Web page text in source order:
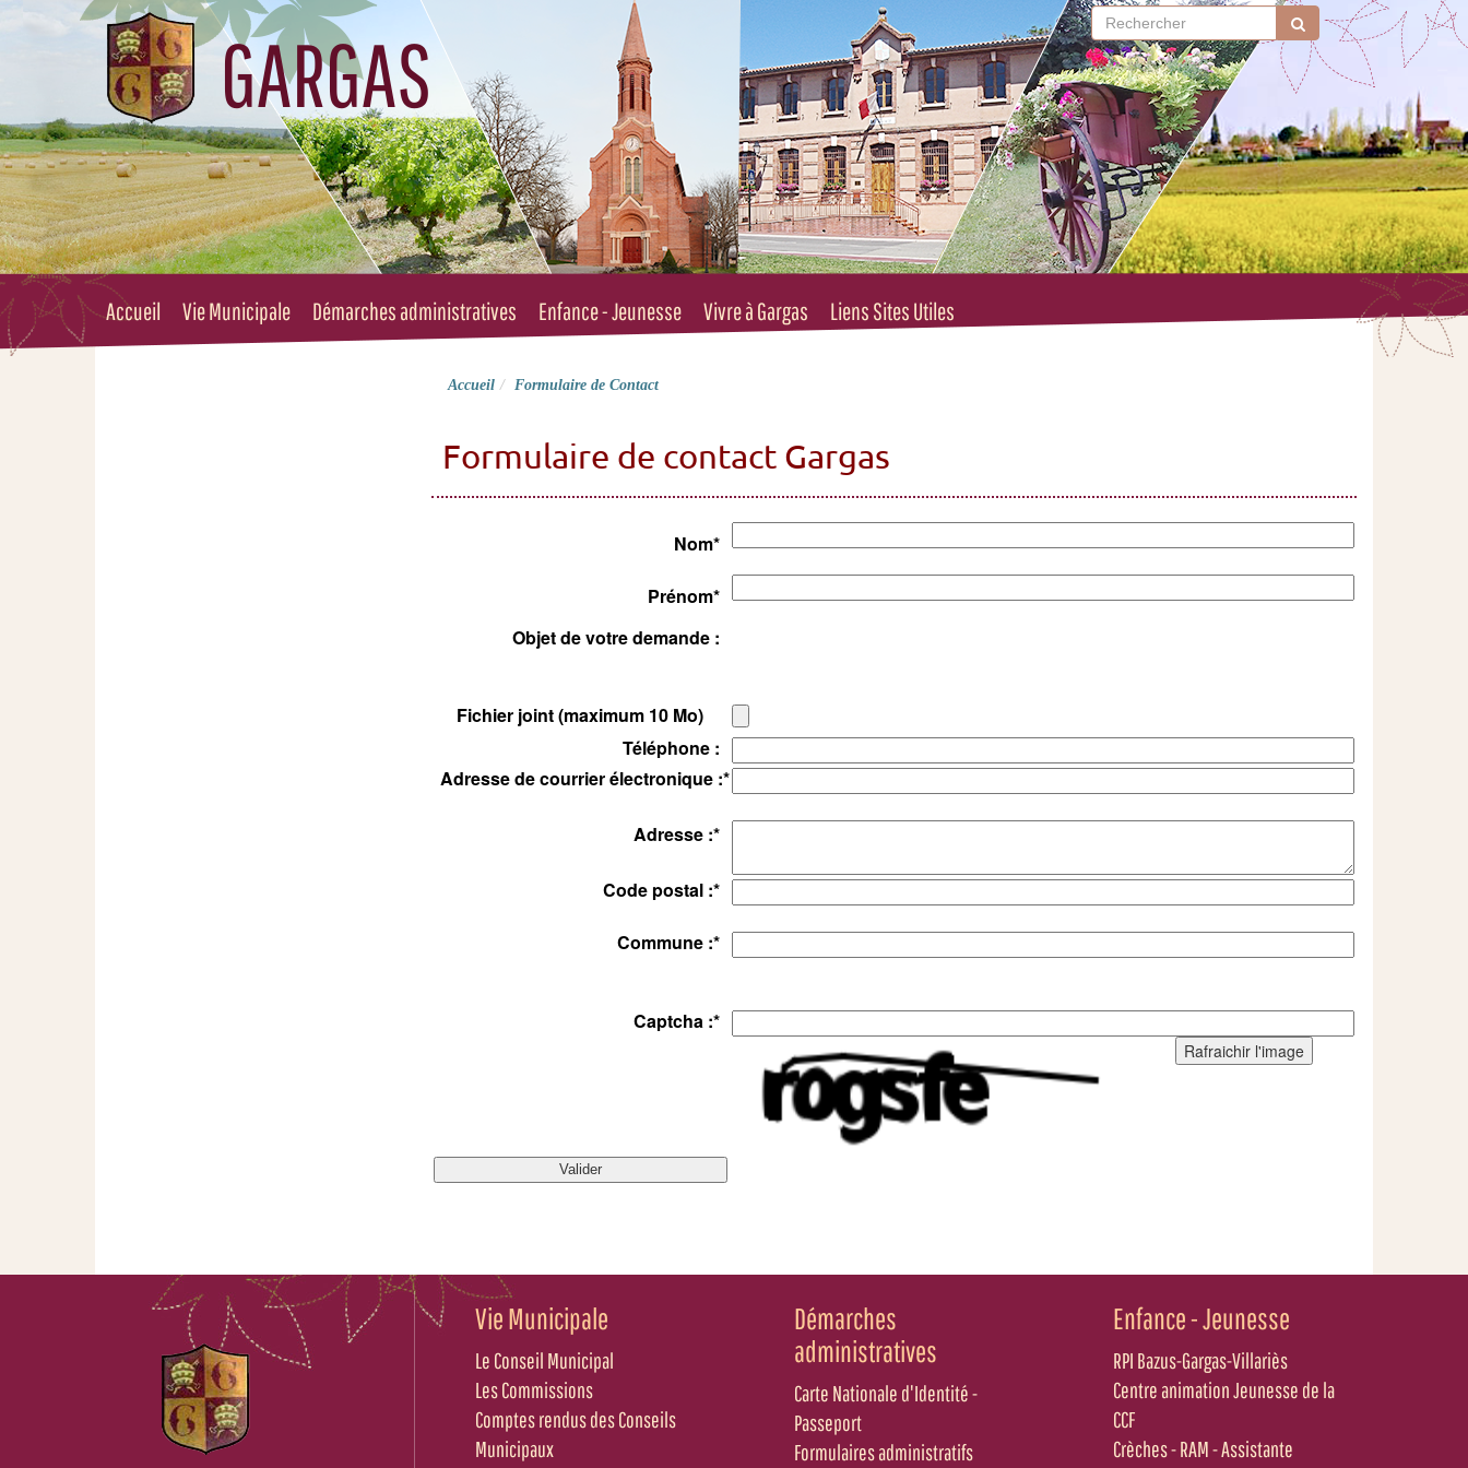
GARGAS
Accueil Vie Municipale Démarches administratives Enfance - Jeunesse Vivre à Gargas Liens Sites Utiles
Accueil Formulaire de Contact
Formulaire de contact Gargas
Nom*
Prénom*
Objet de votre demande :
Fichier joint (maximum 10 Mo)
Téléphone :
Adresse de courrier électronique :*
Adresse :*
Code postal :*
Commune :*
Captcha :*
Rafraichir l'image
Vie Municipale
Le Conseil Municipal
Les Commissions
Comptes rendus des Conseils
Municipaux
Démarches
administratives
Carte Nationale d'Identité -
Passeport
Formulaires administratifs
Enfance - Jeunesse
RPI Bazus-Gargas-Villariès
Centre animation Jeunesse de la
CCF
Crèches - RAM - Assistante